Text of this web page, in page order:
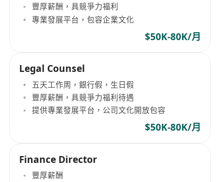
豐厚薪酬，具競爭力福利
專業發展平台，包容企業文化
$50K-80K/月
Legal Counsel
五天工作周，銀行假，生日假
豐厚薪酬，具競爭力福利待遇
提供專業發展平台，公司文化開放包容
$50K-80K/月
Finance Director
豐厚薪酬